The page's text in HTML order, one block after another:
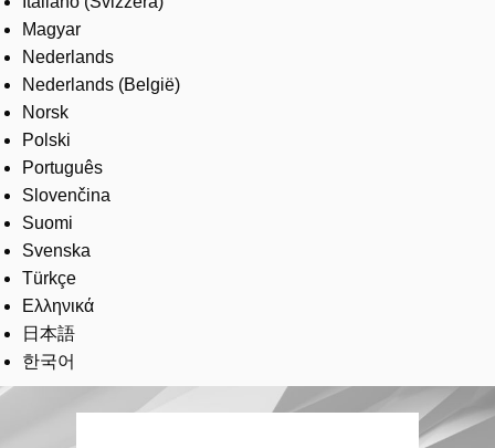
Magyar
Nederlands
Nederlands (België)
Norsk
Polski
Português
Slovenčina
Suomi
Svenska
Türkçe
Ελληνικά
日本語
한국어